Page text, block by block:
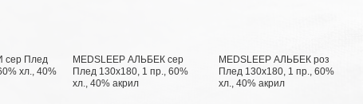
сер Плед
хл., 40%
MEDSLEEP АЛЬБЕК сер
Плед 130x180, 1 пр., 60%
хл., 40% акрил
MEDSLEEP АЛЬБЕК роз
Плед 130x180, 1 пр., 60%
хл., 40% акрил